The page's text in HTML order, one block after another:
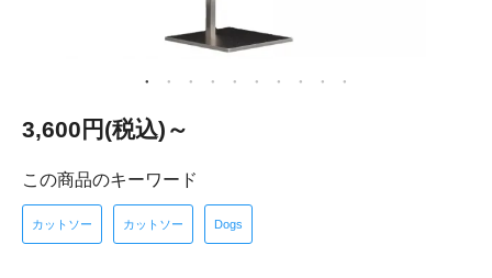
3,600円(税込)～
この商品のキーワード
カットソー カットソー Dogs